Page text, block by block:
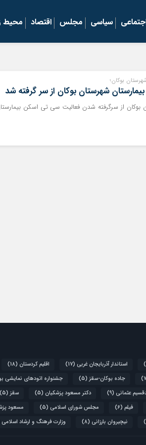
سیاسی مجلس اقتصاد محیط
بوکان؛
شهرستان بوکان از سر گرفته شد
بوکان از سرگرفته شدن فعالیت سی تی اسکن
استاندار آذربایجان غربی (17) اقلیم کردستان (18)
جاده بوکان-سقز (5) جشنواره اتودهای نمایشی
عثمانی (9) دکتر مسعود پزشکیان (5) سقز (5)
فیلم (6) مجلس شورای اسلامی (5) مسعود
نیچیروان بارزانی (8) وزارت فرهنگ و ارشاد اسلامی